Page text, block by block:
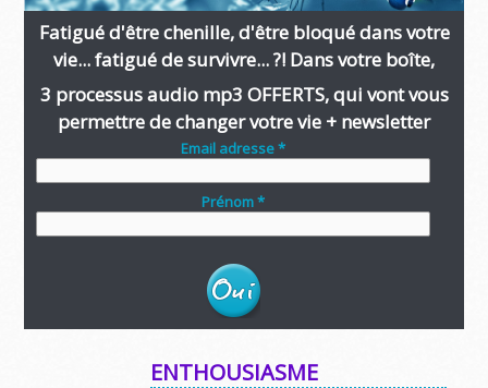
Fatigué d'être chenille, d'être bloqué dans votre
vie... fatigué de survivre... ?! Dans votre boîte,
3 processus audio mp3 OFFERTS, qui vont vous
permettre de changer votre vie + newsletter
Email adresse *
Prénom *
ENTHOUSIASME